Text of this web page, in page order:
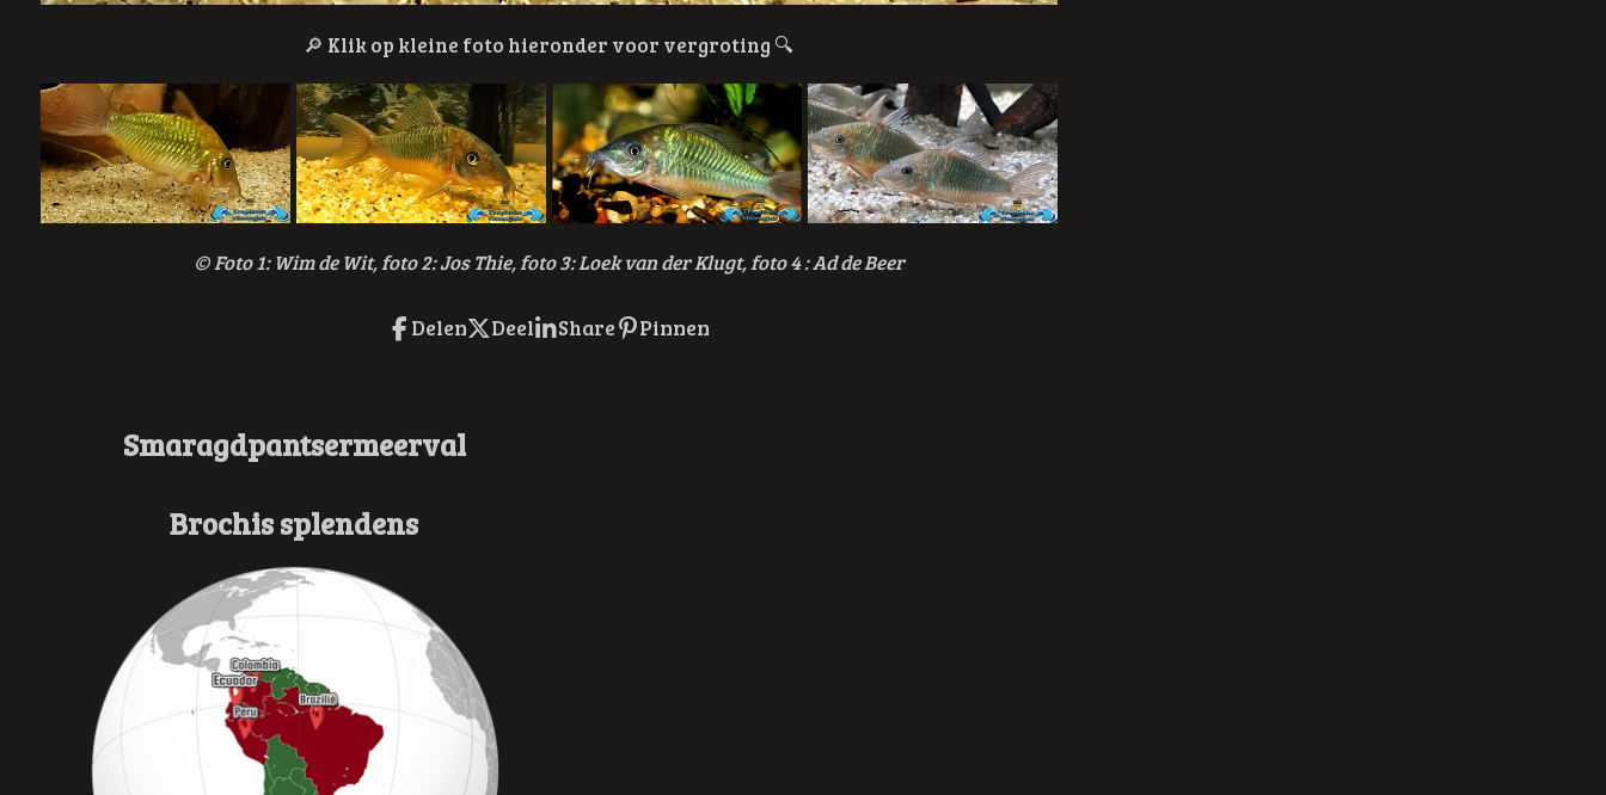
🔎 Klik op kleine foto hieronder voor vergroting 🔍
© Foto 1: Wim de Wit, foto 2: Jos Thie, foto 3: Loek van der Klugt, foto 4 : Ad de Beer
Delen Deel Share Pinnen
Smaragdpantsermeerval
Brochis splendens